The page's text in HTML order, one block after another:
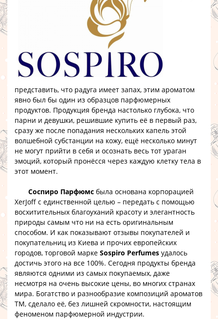
представить, что радуга имеет запах, этим ароматом
явно был бы один из образцов парфюмерных
продуктов. Продукция бренда настолько глубока, что
парни и девушки, решившие купить её в первый раз,
сразу же после попадания нескольких капель этой
волшебной субстанции на кожу, ещё несколько минут
не могут прийти в себя и осознать весь тот ураган
эмоций, который пронёсся через каждую клетку тела в
этот момент.
Соспиро Парфюмс была основана корпорацией
XerJoff с единственной целью – передать с помощью
восхитительных благоуханий красоту и элегантность
природы самым что ни на есть оригинальным
способом. И как показывают отзывы покупателей и
покупательниц из Киева и прочих европейских
городов, торговой марке Sospiro Perfumes удалось
достичь этого на все 100%. Сегодня продукты бренда
являются одними из самых покупаемых, даже
несмотря на очень высокие цены, во многих странах
мира. Богатство и разнообразие композиций ароматов
ТМ, сделало её, без лишней скромности, настоящим
феноменом парфюмерной индустрии.